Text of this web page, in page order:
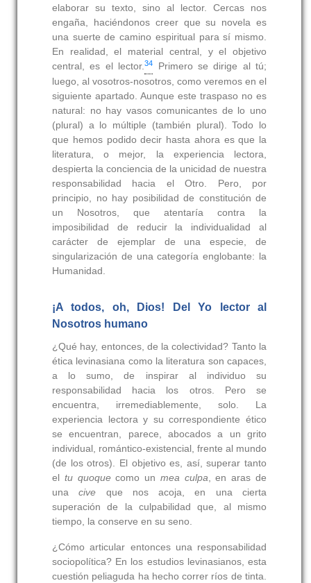
elaborar su texto, sino al lector. Cercas nos
engaña, haciéndonos creer que su novela es
una suerte de camino espiritual para sí mismo.
En realidad, el material central, y el objetivo
central, es el lector.34
Primero se dirige al tú;
luego, al vosotros-nosotros, como veremos en el
siguiente apartado. Aunque este traspaso no es
natural: no hay vasos comunicantes de lo uno
(plural) a lo múltiple (también plural). Todo lo
que hemos podido decir hasta ahora es que la
literatura, o mejor, la experiencia lectora,
despierta la conciencia de la unicidad de nuestra
responsabilidad hacia el Otro. Pero, por
principio, no hay posibilidad de constitución de
un Nosotros, que atentaría contra la
imposibilidad de reducir la individualidad al
carácter de ejemplar de una especie, de
singularización de una categoría englobante: la
Humanidad.
¡A todos, oh, Dios! Del Yo lector al
Nosotros humano
¿Qué hay, entonces, de la colectividad? Tanto la
ética levinasiana como la literatura son capaces,
a lo sumo, de inspirar al individuo su
responsabilidad hacia los otros. Pero se
encuentra, irremediablemente, solo. La
experiencia lectora y su correspondiente ético
se encuentran, parece, abocados a un grito
individual, romántico-existencial, frente al mundo
(de los otros). El objetivo es, así, superar tanto
el tu quoquecomo un mea culpa, en aras de
unacive que nos acoja, en una cierta
superación de la culpabilidad que, al mismo
tiempo, la conserve en su seno.
¿Cómo articular entonces una responsabilidad
sociopolítica? En los estudios levinasianos, esta
cuestión peliaguda ha hecho correr ríos de tinta.